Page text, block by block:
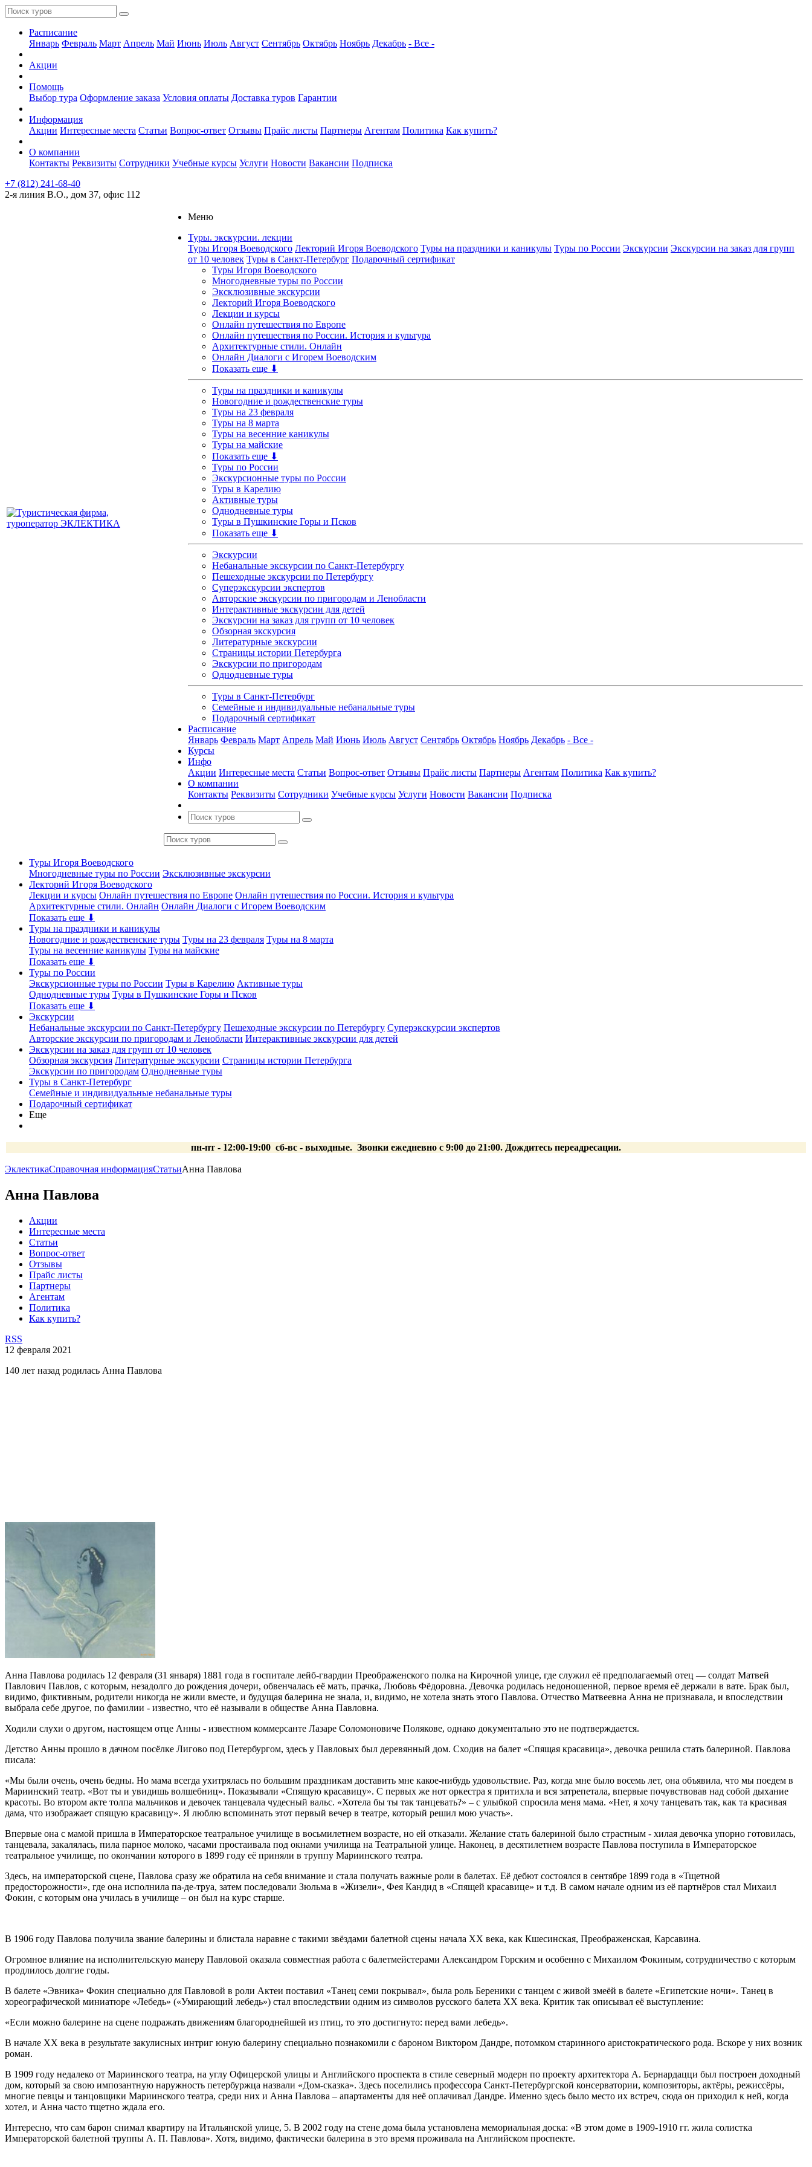
Расписание
Январь Февраль Март Апрель Май Июнь Июль Август Сентябрь Октябрь Ноябрь Декабрь - Все -
Акции
Помощь
Выбор тура Оформление заказа Условия оплаты Доставка туров Гарантии
Информация
Акции Интересные места Статьи Вопрос-ответ Отзывы Прайс листы Партнеры Агентам Политика Как купить?
О компании
Контакты Реквизиты Сотрудники Учебные курсы Услуги Новости Вакансии Подписка
+7 (812) 241-68-40
2-я линия В.О., дом 37, офис 112
Меню
Туры. экскурсии. лекции
Туры Игоря Воеводского Лекторий Игоря Воеводского Туры на праздники и каникулы Туры по России Экскурсии Экскурсии на заказ для групп
от 10 человек Туры в Санкт-Петербург Подарочный сертификат
Туры Игоря Воеводского
Многодневные туры по России
Эксклюзивные экскурсии
Лекторий Игоря Воеводского
Лекции и курсы
Онлайн путешествия по Европе
Онлайн путешествия по России. История и культура
Архитектурные стили. Онлайн
Онлайн Диалоги с Игорем Воеводским
Показать еще ⬇
Туры на праздники и каникулы
Новогодние и рождественские туры
Туры на 23 февраля
Туры на 8 марта
Туры на весенние каникулы
Туры на майские
Показать еще ⬇
Туры по России
Экскурсионные туры по России
Туры в Карелию
Активные туры
Однодневные туры
Туры в Пушкинские Горы и Псков
Показать еще ⬇
Экскурсии
Небанальные экскурсии по Санкт-Петербургу
Пешеходные экскурсии по Петербургу
Суперэкскурсии экспертов
Авторские экскурсии по пригородам и Ленобласти
Интерактивные экскурсии для детей
Экскурсии на заказ для групп от 10 человек
Обзорная экскурсия
Литературные экскурсии
Страницы истории Петербурга
Экскурсии по пригородам
Однодневные туры
Туры в Санкт-Петербург
Семейные и индивидуальные небанальные туры
Подарочный сертификат
Расписание
Январь Февраль Март Апрель Май Июнь Июль Август Сентябрь Октябрь Ноябрь Декабрь - Все -
Курсы
Инфо
Акции Интересные места Статьи Вопрос-ответ Отзывы Прайс листы Партнеры Агентам Политика Как купить?
О компании
Контакты Реквизиты Сотрудники Учебные курсы Услуги Новости Вакансии Подписка
Туры Игоря Воеводского
Многодневные туры по России Эксклюзивные экскурсии
Лекторий Игоря Воеводского
Лекции и курсы Онлайн путешествия по Европе Онлайн путешествия по России. История и культура
Архитектурные стили. Онлайн Онлайн Диалоги с Игорем Воеводским
Показать еще ⬇
Туры на праздники и каникулы
Новогодние и рождественские туры Туры на 23 февраля Туры на 8 марта
Туры на весенние каникулы Туры на майские
Показать еще ⬇
Туры по России
Экскурсионные туры по России Туры в Карелию Активные туры
Однодневные туры Туры в Пушкинские Горы и Псков
Показать еще ⬇
Экскурсии
Небанальные экскурсии по Санкт-Петербургу Пешеходные экскурсии по Петербургу Суперэкскурсии экспертов
Авторские экскурсии по пригородам и Ленобласти Интерактивные экскурсии для детей
Экскурсии на заказ для групп от 10 человек
Обзорная экскурсия Литературные экскурсии Страницы истории Петербурга
Экскурсии по пригородам Однодневные туры
Туры в Санкт-Петербург
Семейные и индивидуальные небанальные туры
Подарочный сертификат
Еще
пн-пт - 12:00-19:00 сб-вс - выходные. Звонки ежедневно с 9:00 до 21:00. Дождитесь переадресации.
ЭклектикаСправочная информацияСтатьиАнна Павлова
Анна Павлова
Акции
Интересные места
Статьи
Вопрос-ответ
Отзывы
Прайс листы
Партнеры
Агентам
Политика
Как купить?
RSS
12 февраля 2021
140 лет назад родилась Анна Павлова
Анна Павлова родилась 12 февраля (31 января) 1881 года в госпитале лейб-гвардии Преображенского полка на Кирочной улице, где служил её предполагаемый отец — солдат Матвей
Павлович Павлов, с которым, незадолго до рождения дочери, обвенчалась её мать, прачка, Любовь Фёдоровна. Девочка родилась недоношенной, первое время её держали в вате. Брак был,
видимо, фиктивным, родители никогда не жили вместе, и будущая балерина не знала, и, видимо, не хотела знать этого Павлова. Отчество Матвеевна Анна не признавала, и впоследствии
выбрала себе другое, по фамилии - известно, что её называли в обществе Анна Павловна.
Ходили слухи о другом, настоящем отце Анны - известном коммерсанте Лазаре Соломоновиче Полякове, однако документально это не подтверждается.
Детство Анны прошло в дачном посёлке Лигово под Петербургом, здесь у Павловых был деревянный дом. Сходив на балет «Спящая красавица», девочка решила стать балериной. Павлова
писала:
«Мы были очень, очень бедны. Но мама всегда ухитрялась по большим праздникам доставить мне какое-нибудь удовольствие. Раз, когда мне было восемь лет, она объявила, что мы поедем в
Мариинский театр. «Вот ты и увидишь волшебниц». Показывали «Спящую красавицу». С первых же нот оркестра я притихла и вся затрепетала, впервые почувствовав над собой дыхание
красоты. Во втором акте толпа мальчиков и девочек танцевала чудесный вальс. «Хотела бы ты так танцевать?» – с улыбкой спросила меня мама. «Нет, я хочу танцевать так, как та красивая
дама, что изображает спящую красавицу». Я люблю вспоминать этот первый вечер в театре, который решил мою участь».
Впервые она с мамой пришла в Императорское театральное училище в восьмилетнем возрасте, но ей отказали. Желание стать балериной было страстным - хилая девочка упорно готовилась,
танцевала, закалялась, пила парное молоко, часами простаивала под окнами училища на Театральной улице. Наконец, в десятилетнем возрасте Павлова поступила в Императорское
театральное училище, по окончании которого в 1899 году её приняли в труппу Мариинского театра.
Здесь, на императорской сцене, Павлова сразу же обратила на себя внимание и стала получать важные роли в балетах. Её дебют состоялся в сентябре 1899 года в «Тщетной
предосторожности», где она исполнила па-де-труа, затем последовали Зюльма в «Жизели», Фея Кандид в «Спящей красавице» и т.д. В самом начале одним из её партнёров стал Михаил
Фокин, с которым она училась в училище – он был на курс старше.
В 1906 году Павлова получила звание балерины и блистала наравне с такими звёздами балетной сцены начала XX века, как Кшесинская, Преображенская, Карсавина.
Огромное влияние на исполнительскую манеру Павловой оказала совместная работа с балетмейстерами Александром Горским и особенно с Михаилом Фокиным, сотрудничество с которым
продлилось долгие годы.
В балете «Эвника» Фокин специально для Павловой в роли Актеи поставил «Танец семи покрывал», была роль Береники с танцем с живой змеёй в балете «Египетские ночи». Танец в
хореографической миниатюре «Лебедь» («Умирающий лебедь») стал впоследствии одним из символов русского балета XX века. Критик так описывал её выступление:
«Если можно балерине на сцене подражать движениям благороднейшей из птиц, то это достигнуто: перед вами лебедь».
В начале XX века в результате закулисных интриг юную балерину специально познакомили с бароном Виктором Дандре, потомком старинного аристократического рода. Вскоре у них возник
роман.
В 1909 году недалеко от Мариинского театра, на углу Офицерской улицы и Английского проспекта в стиле северный модерн по проекту архитектора А. Бернардацци был построен доходный
дом, который за свою импозантную наружность петербуржца назвали «Дом-сказка». Здесь поселились профессора Санкт-Петербургской консерватории, композиторы, актёры, режиссёры,
многие певцы и танцовщики Мариинского театра, среди них и Анна Павлова – апартаменты для неё оплачивал Дандре. Именно здесь было место их встреч, сюда он приходил к ней, когда
хотел, и Анна часто тщетно ждала его.
Интересно, что сам барон снимал квартиру на Итальянской улице, 5. В 2002 году на стене дома была установлена мемориальная доска: «В этом доме в 1909-1910 гг. жила солистка
Императорской балетной труппы А. П. Павлова». Хотя, видимо, фактически балерина в это время проживала на Английском проспекте.